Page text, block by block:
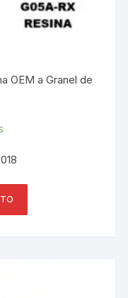
OEM a Granel de